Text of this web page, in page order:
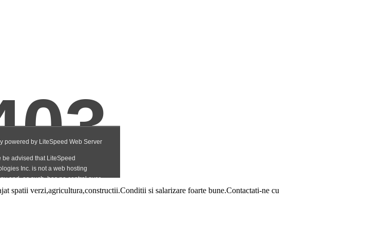
spatii verzi,agricultura,constructii.Conditii si salarizare foarte bune.Contactati-ne cu